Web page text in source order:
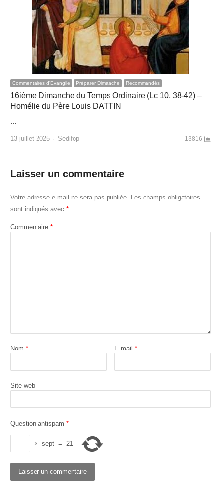
Commentaires d'Evangile Préparer Dimanche Recommandés
16ième Dimanche du Temps Ordinaire (Lc 10, 38-42) –
Homélie du Père Louis DATTIN
…
13 juillet 2025 Author
Sedifop 13816
Laisser un commentaire
Votre adresse e-mail ne sera pas publiée.
Les champs obligatoires
sont indiqués avec *
Commentaire *
Nom * E-mail*
Site web
Question antispam *
× sept = 21